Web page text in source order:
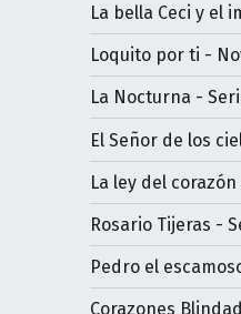
La bella Ceci y el
Loquito por ti -
La Nocturna -
El Señor de los
La ley del
Rosario Tijeras -
Pedro el
Corazones